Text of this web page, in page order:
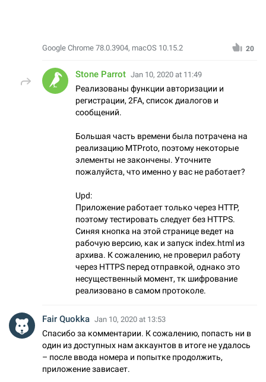
Google Chrome 78.0.3904, macOS 10.15.2 20
Stone Parrot Jan 10, 2020 at 11:49
Реализованы функции авторизации и
регистрации, 2FA, список диалогов и
сообщений.
Большая часть времени была потрачена на
реализацию MTProto, поэтому некоторые
элементы не закончены. Уточните
пожалуйста, что именно у вас не работает?
Upd:
Приложение работает только через HTTP,
поэтому тестировать следует без HTTPS.
Синяя кнопка на этой странице ведет на
рабочую версию, как и запуск index.html из
архива. К сожалению, не проверил работу
через HTTPS перед отправкой, однако это
несущественный момент, тк шифрование
реализовано в самом протоколе.
Fair Quokka Jan 10, 2020 at 13:53
Спасибо за комментарии. К сожалению, попасть ни в
один из доступных нам аккаунтов в итоге не удалось
– после ввода номера и попытке продолжить,
приложение зависает.